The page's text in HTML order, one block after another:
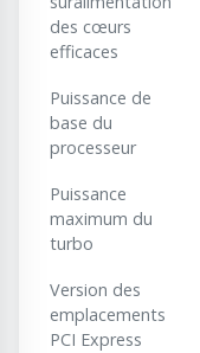
des cœurs
efficaces
Puissance de
base du
processeur
Puissance
maximum du
turbo
Version des
emplacements
PCI Express